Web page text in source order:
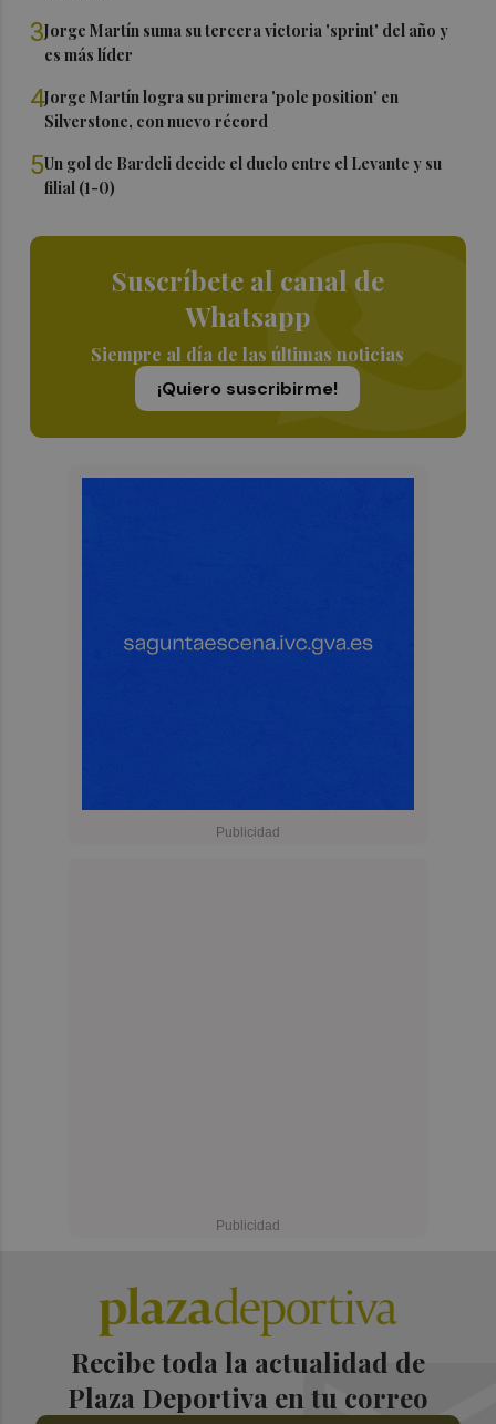
3Jorge Martín suma su tercera victoria 'sprint' del año y
es más líder
4Jorge Martín logra su primera 'pole position' en
Silverstone, con nuevo récord
5Un gol de Bardeli decide el duelo entre el Levante y su
filial (1-0)
Suscríbete al canal de
Whatsapp
Siempre al día de las últimas noticias
¡Quiero suscribirme!
Recibe toda la actualidad de
Plaza Deportiva en tu correo